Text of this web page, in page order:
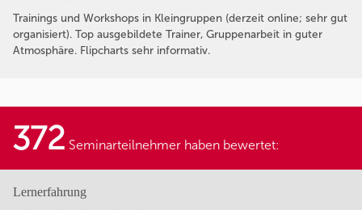
Trainings und Workshops in Kleingruppen (derzeit online; sehr gut
organisiert). Top ausgebildete Trainer, Gruppenarbeit in guter
Atmosphäre. Flipcharts sehr informativ.
372 Seminarteilnehmer haben bewertet:
Lernerfahrung